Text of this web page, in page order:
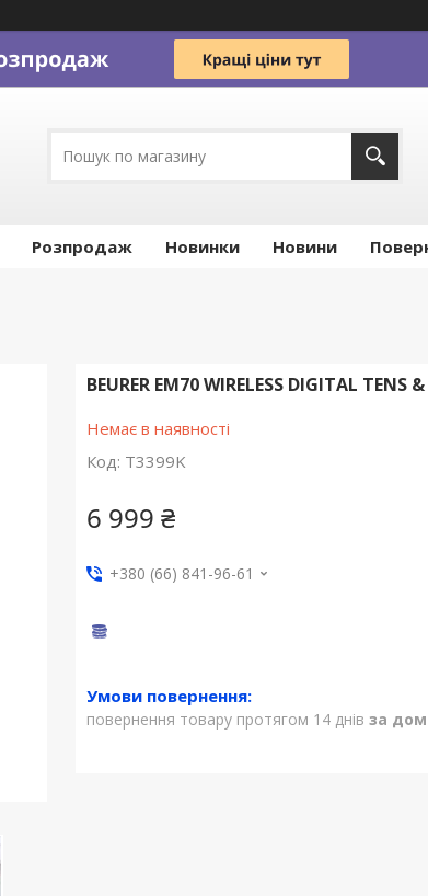
Pозпродаж Новинки Новини
BEURER EM70 WIRELESS DIGITAL
Немає в наявності
Код: T3399K
6 999 ₴
+380 (66) 841-96-61
повернення товару протягом 14 днів за